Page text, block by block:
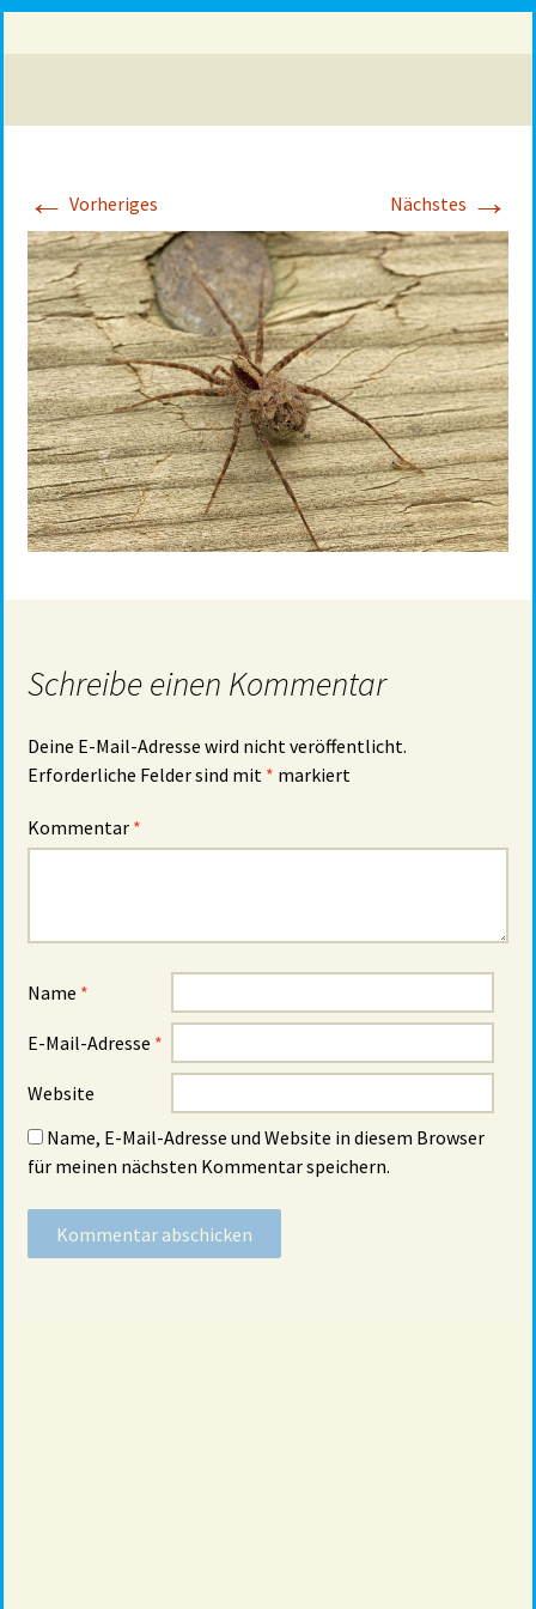
← Vorheriges Nächstes →
Schreibe einen Kommentar
Deine E-Mail-Adresse wird nicht veröffentlicht.
Erforderliche Felder sind mit * markiert
Kommentar *
Name *
E-Mail-Adresse *
Website
Name, E-Mail-Adresse und Website in diesem Browser
für meinen nächsten Kommentar speichern.